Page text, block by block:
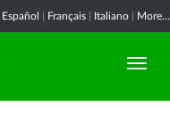
Español Français Italiano More...